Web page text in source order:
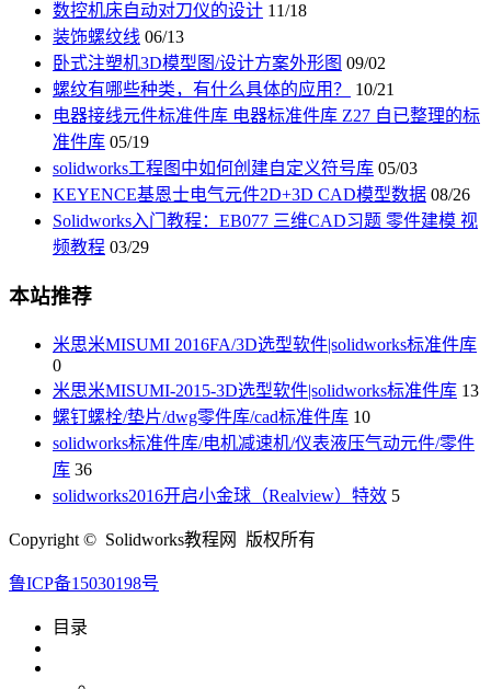
数控机床自动对刀仪的设计 11/18
装饰螺纹线 06/13
卧式注塑机3D模型图/设计方案外形图 09/02
螺纹有哪些种类，有什么具体的应用？
10/21
电器接线元件标准件库 电器标准件库 Z27 自已整理的标
准件库 05/19
solidworks工程图中如何创建自定义符号库 05/03
KEYENCE基恩士电气元件2D+3D CAD模型数据 08/26
Solidworks入门教程：EB077 三维CAD习题 零件建模 视
频教程 03/29
本站推荐
米思米MISUMI 2016FA/3D选型软件|solidworks标准件库
0
米思米MISUMI-2015-3D选型软件|solidworks标准件库 13
螺钉螺栓/垫片/dwg零件库/cad标准件库 10
solidworks标准件库/电机减速机/仪表液压气动元件/零件
库 36
solidworks2016开启小金球（Realview）特效 5
Copyright © Solidworks教程网 版权所有
鲁ICP备15030198号
目录